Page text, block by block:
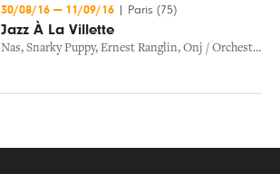
30/08/16 — 11/09/16 Paris (75)
Jazz À La Villette
Nas, Snarky Puppy, Ernest Ranglin, Onj / Orchestre National De Jazz